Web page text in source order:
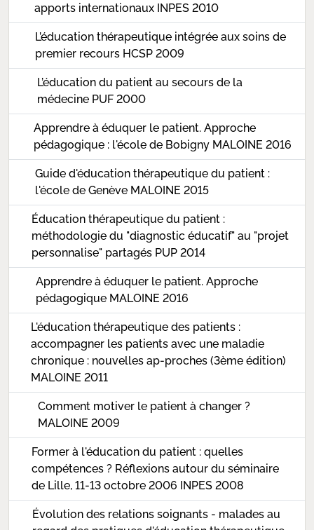
apports internationaux INPES 2010
L’éducation thérapeutique intégrée aux soins de
premier recours HCSP 2009
L’éducation du patient au secours de la
médecine PUF 2000
Apprendre à éduquer le patient. Approche
pédagogique : l'école de Bobigny MALOINE 2016
Guide d'éducation thérapeutique du patient :
l'école de Genève MALOINE 2015
Éducation thérapeutique du patient :
méthodologie du "diagnostic éducatif" au "projet
personnalise" partagés PUP 2014
Apprendre à éduquer le patient. Approche
pédagogique MALOINE 2016
L'éducation thérapeutique des patients :
accompagner les patients avec une maladie
chronique : nouvelles ap-proches (3ème édition)
MALOINE 2011
Comment motiver le patient à changer ?
MALOINE 2009
Former à l'éducation du patient : quelles
compétences ? Réflexions autour du séminaire
de Lille, 11-13 octobre 2006 INPES 2008
Évolution des relations soignants - malades au